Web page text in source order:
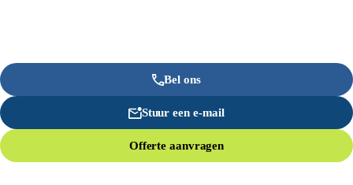
Bel ons
Stuur een e-mail
Offerte aanvragen